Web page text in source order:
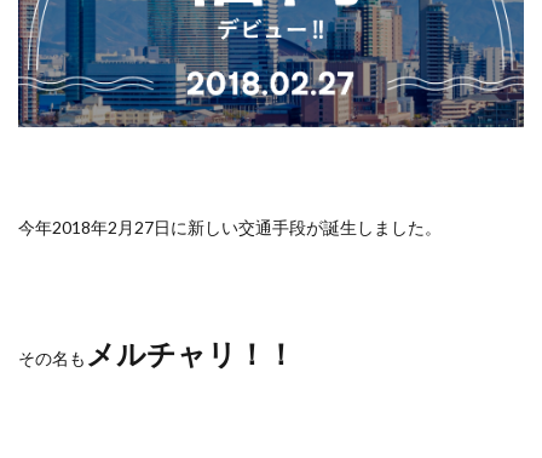
今年2018年2月27日に新しい交通手段が誕生しました。
その名も メルチャリ！！